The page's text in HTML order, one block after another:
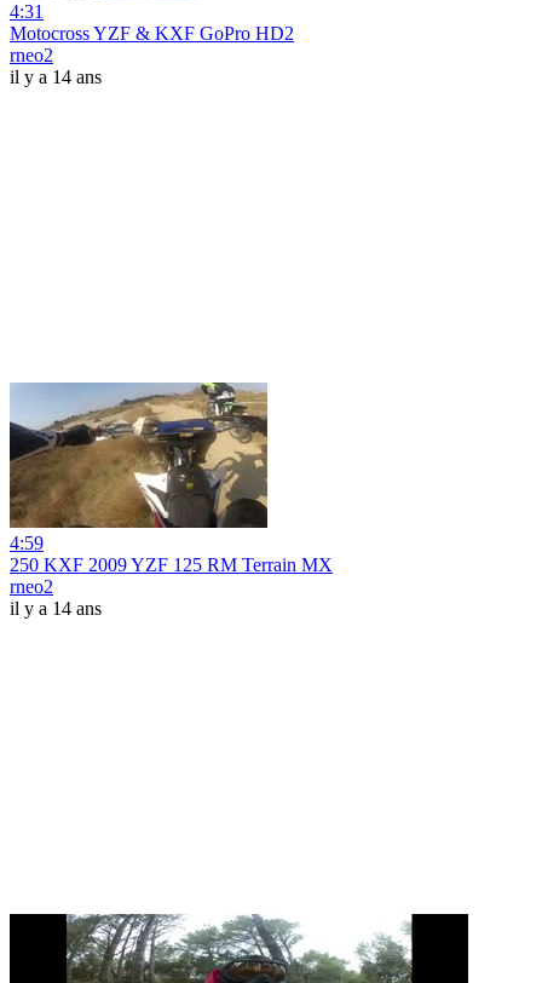
4:31
Motocross YZF & KXF GoPro HD2
rneo2
il y a 14 ans
4:59
250 KXF 2009 YZF 125 RM Terrain MX
rneo2
il y a 14 ans